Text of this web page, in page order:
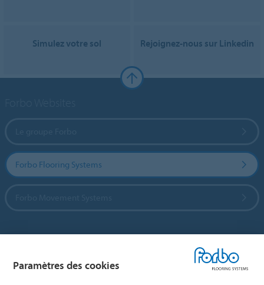
Simulez votre sol Rejoignez-nous sur Linkedin
Forbo Flooring Systems
Paramètres des cookies